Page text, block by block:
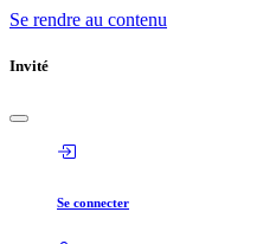
Se rendre au contenu
Invité
Se connecter